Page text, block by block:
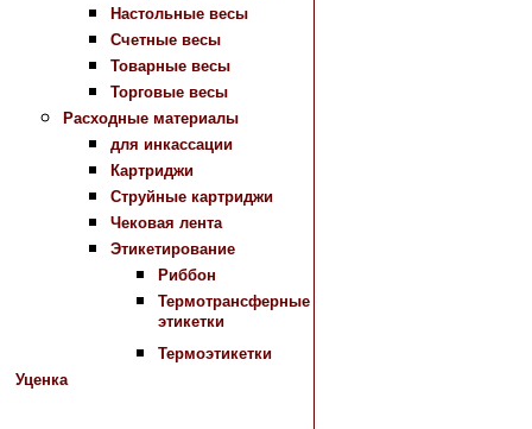
Настольные весы
Счетные весы
Товарные весы
Торговые весы
Расходные материалы
для инкассации
Картриджи
Струйные картриджи
Чековая лента
Этикетирование
Риббон
Термотрансферные
этикетки
Термоэтикетки
Уценка